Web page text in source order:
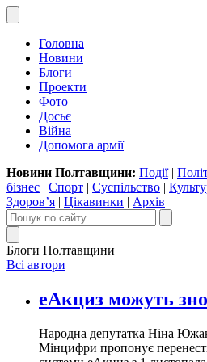
Головна
Новини
Блоги
Проекти
Фото
Досьє
Війна
Допомога армії
Новини Полтавщини: Події|
бізнес | Спорт | Суспільство |
Здоров’я | Цікавинки | Архів
Блоги Полтавщини
Всі автори
еАкциз можуть
Народна депутатка Ніна
Мінцифри пропонує